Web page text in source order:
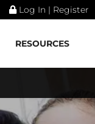
Log In | Register
RESOURCES